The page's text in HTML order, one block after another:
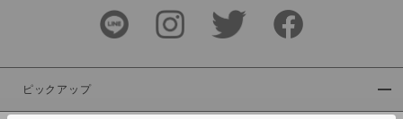
ピックアップ